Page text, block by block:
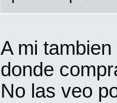
A mi
donde
No las veo